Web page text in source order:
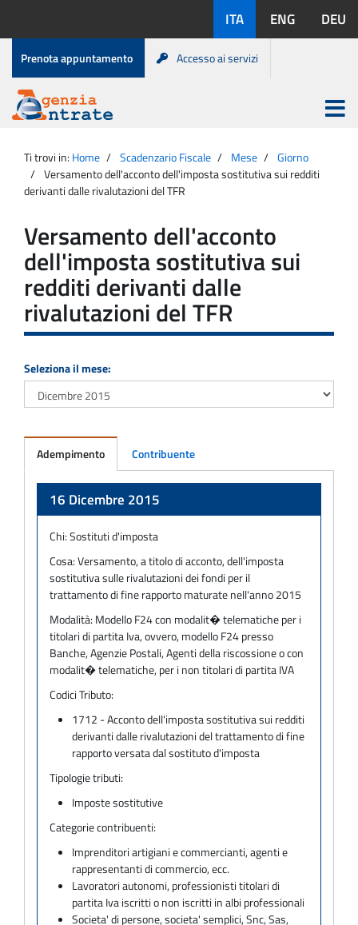
contenuto
disponibili:
ITA ENG DEU
Menu
di
servizio
Prenota appuntamento Accesso ai servizi
Agenzia
Entrate
Apri
menu
principale
Ti trovi in: Home Scadenzario Fiscale Mese
Giorno
Versamento dell'acconto dell'imposta sostitutiva sui redditi
derivanti dalle rivalutazioni del TFR
Versamento dell'acconto
dell'imposta sostitutiva sui
redditi derivanti dalle
rivalutazioni del TFR
Seleziona il mese:
Adempimento Contribuente
16 Dicembre 2015
Chi:Sostituti d'imposta
Cosa:Versamento, a titolo di acconto, dell'imposta
sostitutiva sulle rivalutazioni dei fondi per il
trattamento di fine rapporto maturate nell'anno 2015
Modalità: Modello F24 con modalit� telematiche per i
titolari di partita Iva, ovvero, modello F24 presso
Banche, Agenzie Postali, Agenti della riscossione o con
modalit� telematiche, per i non titolari di partita IVA
Codici Tributo:
1712 - Acconto dell'imposta sostitutiva sui redditi
derivanti dalle rivalutazioni del trattamento di fine
rapporto versata dal sostituto d'imposta
Tipologie tributi:
Imposte sostitutive
Categorie contribuenti:
Imprenditori artigiani e commercianti, agenti e
rappresentanti di commercio, ecc.
Lavoratori autonomi, professionisti titolari di
partita Iva iscritti o non iscritti in albi professionali
Societa' di persone, societa' semplici, Snc, Sas,